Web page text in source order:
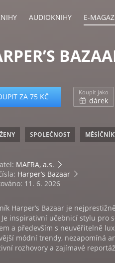
AUDIOKNIHY E-
ZA 75 KČ Koupit jako
dárek
SPOLEČNOST
MAFRA, a.s.
Harper’s Bazaar
11. 6. 2026
Harper’s Bazaar je
Je inspirativní učebnicí stylu pro
a především s neuvěřitelně
módní trendy, nezapomíná
rozhovory a zajímavé